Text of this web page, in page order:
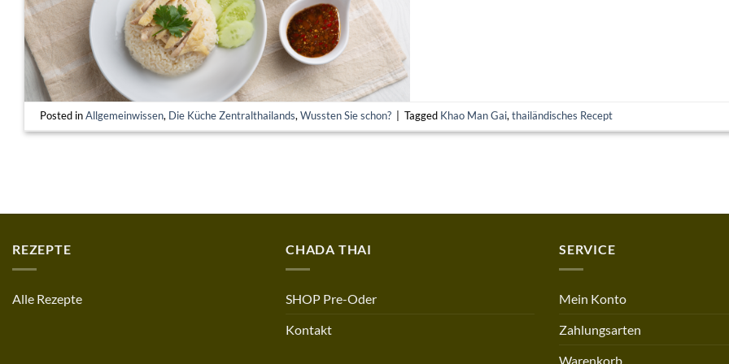
Posted inAllgemeinwissen, Die Küche Zentralthailands,Wussten Sie schon? Tagged Khao Man Gai,thailändisches Recept
REZEPTE
Alle Rezepte
CHADA THAI
SHOP Pre-Oder
Kontakt
SERVICE
Mein Konto
Zahlungsarten
Warenkorb